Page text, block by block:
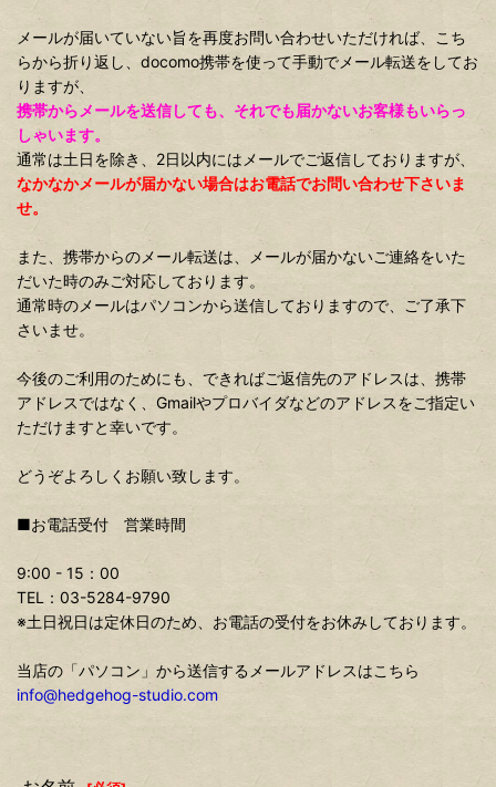
メールが届いていない旨を再度お問い合わせいただければ、こち
らから折り返し、docomo携帯を使って手動でメール転送をしてお
りますが、
携帯からメールを送信しても、それでも届かないお客様もいらっ
しゃいます。
通常は土日を除き、2日以内にはメールでご返信しておりますが、
なかなかメールが届かない場合はお電話でお問い合わせ下さいま
せ。
また、携帯からのメール転送は、メールが届かないご連絡をいた
だいた時のみご対応しております。
通常時のメールはパソコンから送信しておりますので、ご了承下
さいませ。
今後のご利用のためにも、できればご返信先のアドレスは、携帯
アドレスではなく、Gmailやプロバイダなどのアドレスをご指定い
ただけますと幸いです。
どうぞよろしくお願い致します。
■お電話受付 営業時間
9:00 - 15：00
TEL：03-5284-9790
※土日祝日は定休日のため、お電話の受付をお休みしております。
当店の「パソコン」から送信するメールアドレスはこちら
info@hedgehog-studio.com